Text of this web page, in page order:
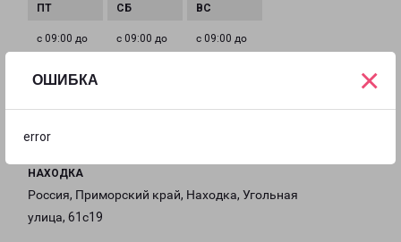
ОШИБКА
error
×
с 09:00 до
с 09:00 до
с 09:00 до
НАХОДКА
Россия, Приморский край, Находка, Угольная
улица, 61с19